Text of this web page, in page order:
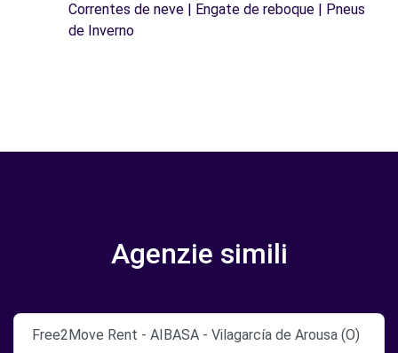
Correntes de neve | Engate de reboque | Pneus
de Inverno
Agenzie simili
Free2Move Rent - AIBASA - Vilagarcía de Arousa (O)